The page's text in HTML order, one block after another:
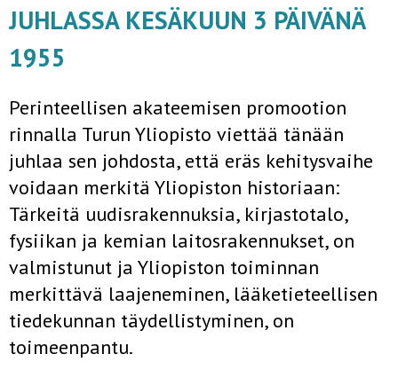
JUHLASSA KESÄKUUN 3 PÄIVÄNÄ
1955
Perinteellisen akateemisen promootion
rinnalla Turun Yliopisto viettää tänään
juhlaa sen johdosta, että eräs kehitysvaihe
voidaan merkitä Yliopiston historiaan:
Tärkeitä uudisrakennuksia, kirjastotalo,
fysiikan ja kemian laitosrakennukset, on
valmistunut ja Yliopiston toiminnan
merkittävä laajeneminen, lääketieteellisen
tiedekunnan täydellistyminen, on
toimeenpantu.